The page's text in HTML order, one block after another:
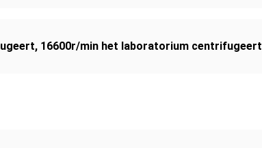
, 16600r/min het laboratorium centrifugeert